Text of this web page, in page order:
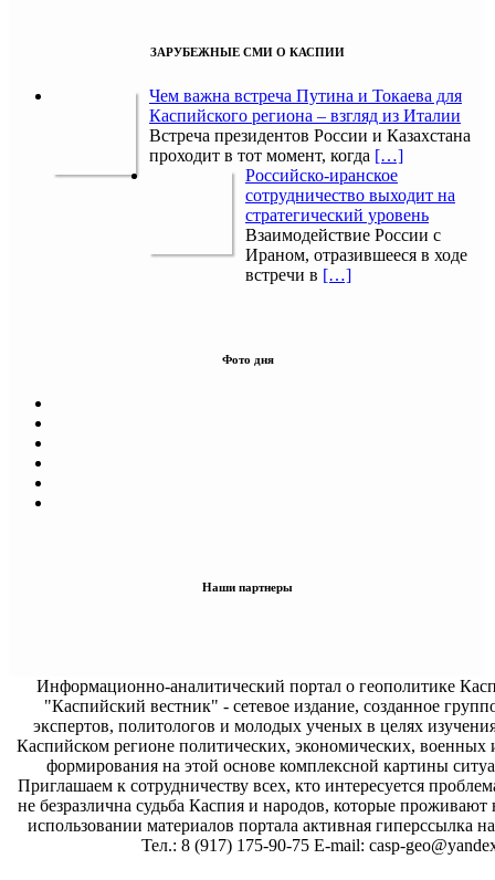
ЗАРУБЕЖНЫЕ СМИ О КАСПИИ
Чем важна встреча Путина и Токаева для
Каспийского региона – взгляд из Италии
Встреча президентов России и Казахстана
проходит в тот момент, когда […]
Российско-иранское
сотрудничество выходит на
стратегический уровень
Взаимодействие России с
Ираном, отразившееся в ходе
встречи в […]
Фото дня
Наши партнеры
Информационно-аналитический портал о геополитике
"Каспийский вестник" - сетевое издание, созданное
экспертов, политологов и молодых ученых в целях
Каспийском регионе политических, экономических, военных
формирования на этой основе комплексной картины
Приглашаем к сотрудничеству всех, кто интересуется
не безразлична судьба Каспия и народов, которые проживают
использовании материалов портала активная гиперссылка на
Тел.: 8 (917) 175-90-75 E-mail: casp-